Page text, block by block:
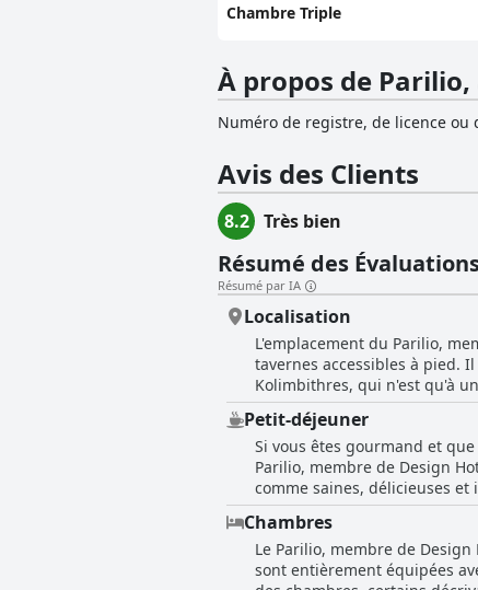
Chambre Triple
À propos de
Numéro de registre, de licence ou
Avis des Clients
8.2 Très bien
Résumé des
Résumé par IA
Localisation
L'emplacement du Parilio,
tavernes accessibles à pied.
Kolimbithres, qui n'est qu'à
devront conduire, prendre
construction et de chemins
voiture ou un VTT pour
Naoussa, la situation
recherchent la tranquillité et
Petit-déjeuner
Si vous êtes gourmand et
Parilio, membre de Design
comme saines, délicieuses
qu'ils le souhaitent. La
le restaurant Mr. E's propose
apprécient également le
agréables comme les
Chambres
Le Parilio, membre de
sont entièrement équipées